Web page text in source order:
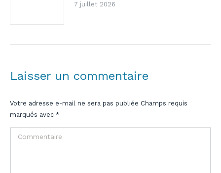
7 juillet 2026
Laisser un commentaire
Votre adresse e-mail ne sera pas publiée Champs requis
marqués avec *
Commentaire